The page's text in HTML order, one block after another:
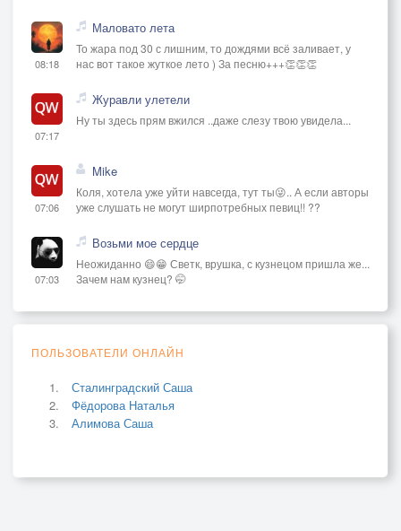
08:18
Маловато лета
То жара под 30 с лишним, то дождями всё заливает, у
нас вот такое жуткое лето ) За песню+++👏👏👏
07:17
Журавли улетели
Ну ты здесь прям вжился ..даже слезу твою увидела...
07:06
Mike
Коля, хотела уже уйти навсегда, тут ты😜.. А если авторы
уже слушать не могут ширпотребных певиц!! ??
07:03
Возьми мое сердце
Неожиданно 😄😁 Светк, врушка, с кузнецом пришла же...
Зачем нам кузнец? 🤭
ПОЛЬЗОВАТЕЛИ ОНЛАЙН
Сталинградский Саша
Фёдорова Наталья
Алимова Саша